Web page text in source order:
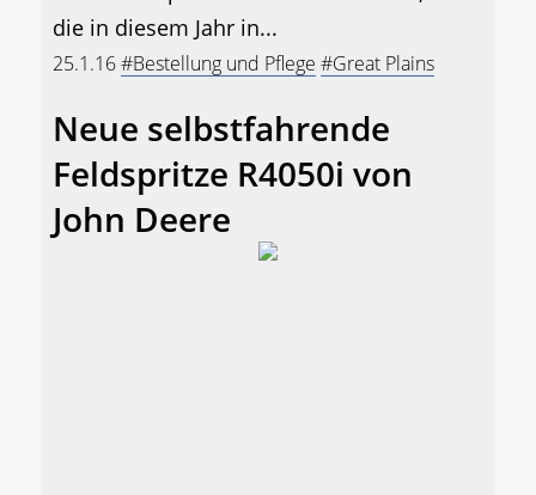
die in diesem Jahr in...
25.1.16#Bestellung und Pflege #Great Plains
Neue selbstfahrende
Feldspritze R4050i von
John Deere